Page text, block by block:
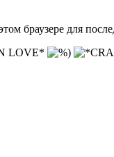
браузере для